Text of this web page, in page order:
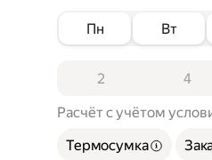
Пн Вт
2 4
Расчёт с учётом
Термосумка